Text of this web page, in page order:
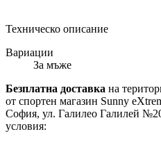
Техническо описание
Вариации
За мъже
Безплатна доставка на
от спортен магазин Sunny
София, ул. Галилео Галилей
условия: